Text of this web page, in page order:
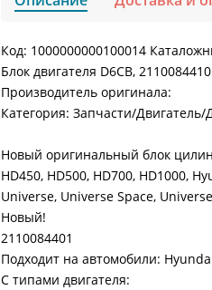
Код: 1000000000100014
Блок двигателя D6CB,
Производитель оригинала:
Категория: Запчасти/
Новый оригинальный блок
HD450, HD500, HD700, HD1000,
Universe, Universe Space,
Новый!
2110084401
Подходит на автомобили:
С типами двигателя: